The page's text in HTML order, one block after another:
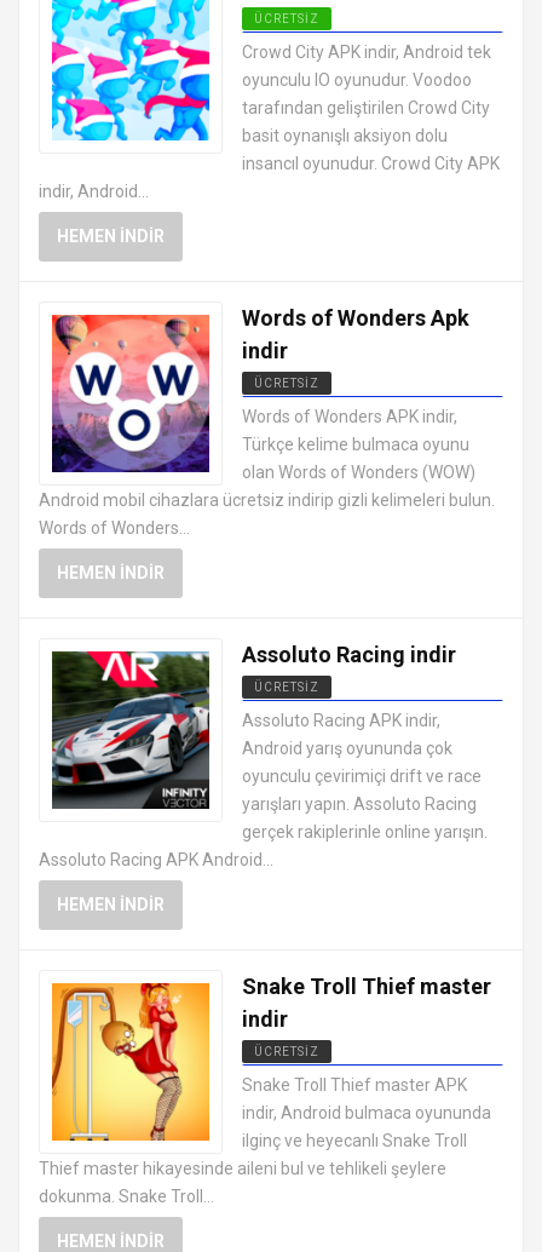
ÜCRETSIZ
EN İYI ANDROID APK OYUNLARI
ÜCRETSIZ
Crowd City APK indir, Android tek
oyunculu IO oyunudur. Voodoo
tarafından geliştirilen Crowd City
basit oynanışlı aksiyon dolu
insancıl oyunudur. Crowd City APK
indir, Android...
HEMEN İNDIR
Words of Wonders Apk
indir
ÜCRETSIZ
EN İYI ANDROID APK OYUNLARI
ÜCRETSIZ
Words of Wonders APK indir,
Türkçe kelime bulmaca oyunu
olan Words of Wonders (WOW)
Android mobil cihazlara ücretsiz indirip gizli kelimeleri bulun.
Words of Wonders...
HEMEN İNDIR
Assoluto Racing indir
ÜCRETSIZ
EN İYI ANDROID APK OYUNLARI
ÜCRETSIZ
Assoluto Racing APK indir,
Android yarış oyununda çok
oyunculu çevirimiçi drift ve race
yarışları yapın. Assoluto Racing
gerçek rakiplerinle online yarışın.
Assoluto Racing APK Android...
HEMEN İNDIR
Snake Troll Thief master
indir
ÜCRETSIZ
EN İYI ANDROID APK OYUNLARI
ÜCRETSIZ
Snake Troll Thief master APK
indir, Android bulmaca oyununda
ilginç ve heyecanlı Snake Troll
Thief master hikayesinde aileni bul ve tehlikeli şeylere
dokunma. Snake Troll...
HEMEN İNDIR